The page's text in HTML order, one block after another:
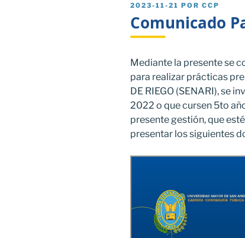
PUBLICADO
2023-11-21 POR CCP
Comunicado
Mediante la presente se
para realizar prácticas
DE RIEGO (SENARI), se
2022 o que cursen 5to
presente gestión, que
presentar los siguientes